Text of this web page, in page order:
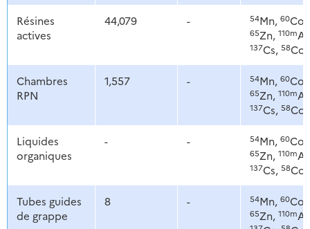
Résines
actives
44,079 - 54Mn, 60Co,
65Zn, 110m
137Cs, 58Co
Chambres
RPN
1,557 - 54Mn, 60Co,
65Zn, 110m
137Cs, 58Co
Liquides
organiques
- - 54Mn, 60Co,
65Zn, 110m
137Cs, 58Co
Tubes guides
de grappe
8 - 54Mn, 60Co,
65Zn, 110m